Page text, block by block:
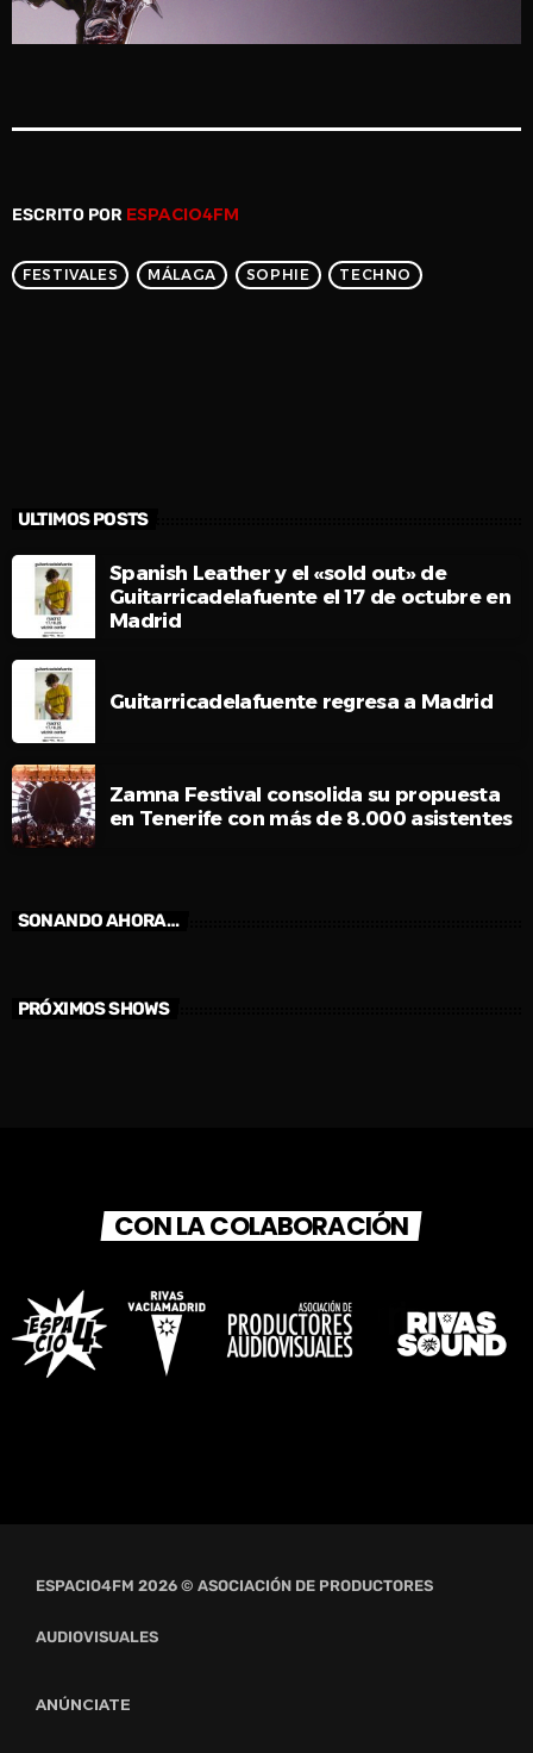
ESCRITO POR ESPACIO4FM
FESTIVALES MÁLAGA SOPHIE TECHNO
ULTIMOS POSTS
Spanish Leather y el «sold out» de
Guitarricadelafuente el 17 de octubre en
Madrid
Guitarricadelafuente regresa a Madrid
Zamna Festival consolida su propuesta
en Tenerife con más de 8.000 asistentes
SONANDO AHORA…
PRÓXIMOS SHOWS
CON LA COLABORACIÓN
ESPACIO4FM 2026 © ASOCIACIÓN DE PRODUCTORES
AUDIOVISUALES
ANÚNCIATE